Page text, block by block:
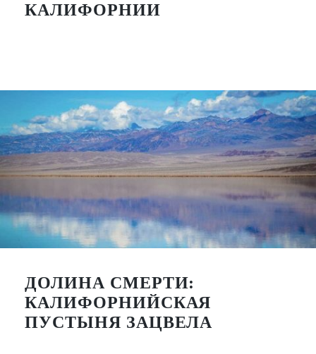
КАЛИФОРНИИ
ДОЛИНА СМЕРТИ:
КАЛИФОРНИЙСКАЯ
ПУСТЫНЯ ЗАЦВЕЛА